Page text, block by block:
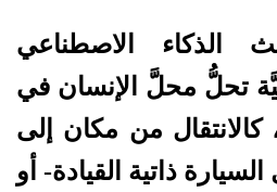
الذكاء الاصطناعي
تحلُّ محلَّ الإنسان في
من مكان إلى
ذاتية القيادة- أو